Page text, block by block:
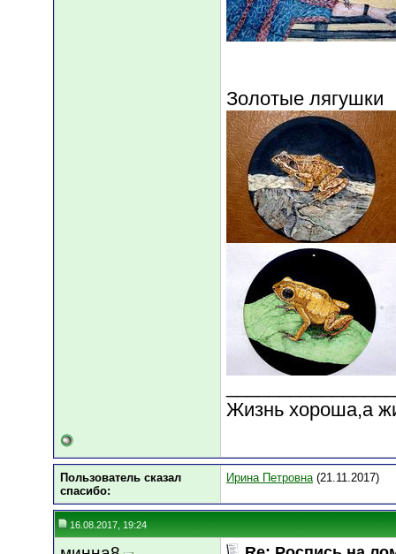
Золотые лягушки
Жизнь хороша,а
Пользователь сказал
cпасибо:
Ирина Петровна(21.11.2017)
16.08.2017, 19:24